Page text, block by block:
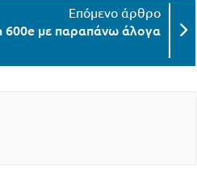
600e με παραπάνω άλογα